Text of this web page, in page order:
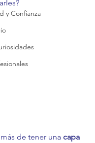
y Confianza
de tener una capa